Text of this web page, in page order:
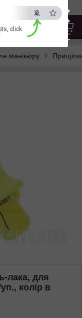
×
ESC
click
манікюру
лака, для
колір в